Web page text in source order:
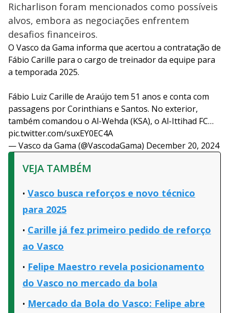
Richarlison foram mencionados como possíveis
alvos, embora as negociações enfrentem
desafios financeiros.
O Vasco da Gama informa que acertou a contratação de
Fábio Carille para o cargo de treinador da equipe para
a temporada 2025.
Fábio Luiz Carille de Araújo tem 51 anos e conta com
passagens por Corinthians e Santos. No exterior,
também comandou o Al-Wehda (KSA), o Al-Ittihad FC…
pic.twitter.com/suxEY0EC4A
— Vasco da Gama (@VascodaGama) December 20, 2024
VEJA TAMBÉM
Vasco busca reforços e novo técnico
para 2025
Carille já fez primeiro pedido de reforço
ao Vasco
Felipe Maestro revela posicionamento
do Vasco no mercado da bola
Mercado da Bola do Vasco: Felipe abre